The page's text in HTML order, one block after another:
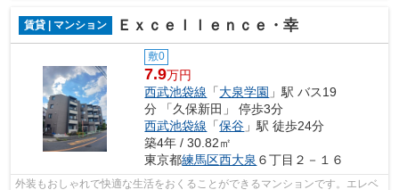
賃貸 | マンション Ｅｘｃｅｌｌｅｎｃｅ・幸
敷0
7.9万円
西武池袋線 「大泉学園 」駅 バス19
分 「久保新田」 停歩3分
西武池袋線 「保谷 」駅 徒歩24分
築4年 / 30.82㎡
東京都練馬区西大泉 ６丁目２－１６
外装もおしゃれで快適な生活をおくることができるマンションです。エレベ